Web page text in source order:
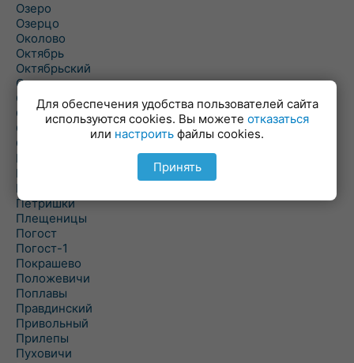
Озеро
Озерцо
Околово
Октябрь
Октябрьский
Олехновичи
Омговичи
Оношки
Осовец
Острошицкий Городок
Пасека
Пастовичи
Першаи
Петришки
Плещеницы
Погост
Погост-1
Покрашево
Положевичи
Поплавы
Правдинский
Привольный
Прилепы
Пуховичи
Для обеспечения удобства пользователей сайта
используются cookies. Вы можете отказаться
или настроить файлы cookies.
Принять